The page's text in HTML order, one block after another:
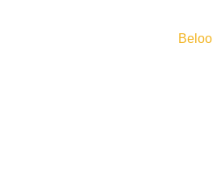
Beloo